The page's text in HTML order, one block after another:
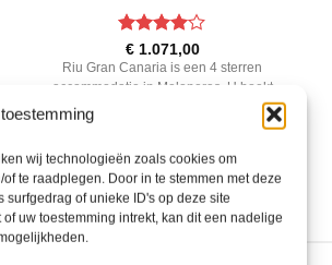
wij technologieën zoals cookies om
te raadplegen. Door in te stemmen met deze
of unieke ID's op deze site
uw toestemming intrekt, kan dit een nadelige
Gewaardeerd
4uit 5
€1.071,00
Riu Gran Canaria is een 4 sterren
accommodatie in Meloneras. U boekt
deze reis direct bij onze partner TUI. Nu
vanaf EUR 1071.00 per persoon.
PRIJZEN EN BOEKEN
ONS ZEGGEN